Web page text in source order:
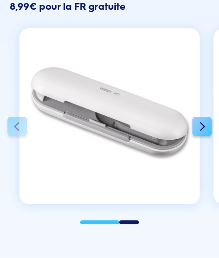
8,99€ pour la FR gratuite